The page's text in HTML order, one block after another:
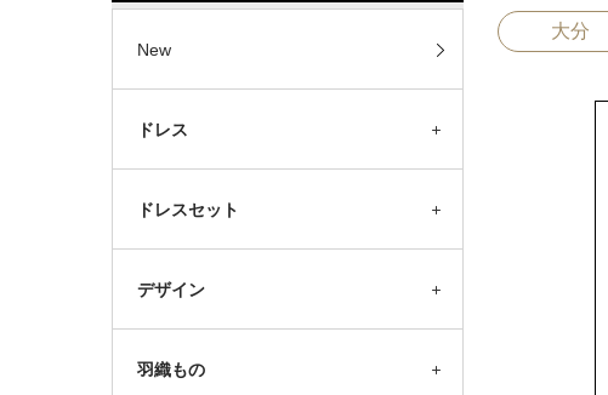
大分
New
ドレス
ドレスセット
デザイン
羽織もの